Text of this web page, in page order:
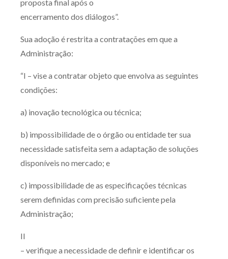
proposta final após o
encerramento dos diálogos”.
Sua adoção é restrita a contratações em que a
Administração:
“I – vise a contratar objeto que envolva as seguintes
condições:
a) inovação tecnológica ou técnica;
b) impossibilidade de o órgão ou entidade ter sua
necessidade satisfeita sem a adaptação de soluções
disponíveis no mercado; e
c) impossibilidade de as especificações técnicas
serem definidas com precisão suficiente pela
Administração;
II
– verifique a necessidade de definir e identificar os